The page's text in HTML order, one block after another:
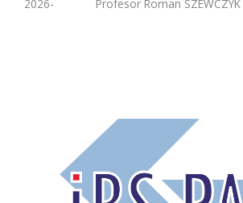
2026- Profesor Roman SZEWCZYK